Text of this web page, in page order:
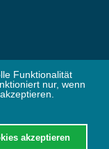
Funktionalität
nur, wenn
akzeptieren